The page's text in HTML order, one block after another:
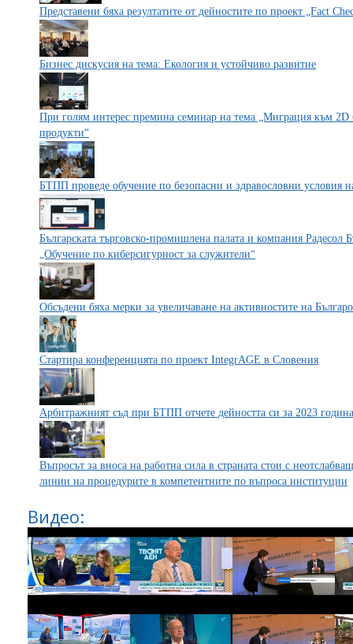
Представени бяха резултатите от дейностите по проект „Fact
Бизнес дискусия на тема: Екология и устойчиво развитие
При голям интерес премина семинар на тема „Миграция към 2D
продукти“
БТПП проведе обучение по безопасни и здравословни условия
Българската търговско-промишлена палата и компания Радесол
„Обучение по киберсигурност за служители“
Обсъдени бяха мерки за увеличаване на активностите на
Стартира конференцията по проект IntegrAGE в Словения
Арбитражният съд при БТПП отчете дейността си за 2023 година
Въпросът за вноса на работна сила в страната стои с
линии на процедурите в компетентните по въпроса институции
Видео: